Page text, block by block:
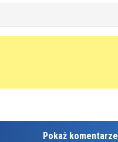
Pokaż komentarze